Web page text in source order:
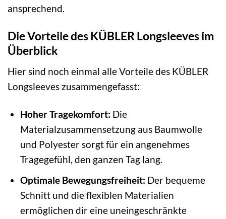
ansprechend.
Die Vorteile des KÜBLER Longsleeves im
Überblick
Hier sind noch einmal alle Vorteile des KÜBLER
Longsleeves zusammengefasst:
Hoher Tragekomfort: Die
Materialzusammensetzung aus Baumwolle
und Polyester sorgt für ein angenehmes
Tragegefühl, den ganzen Tag lang.
Optimale Bewegungsfreiheit: Der bequeme
Schnitt und die flexiblen Materialien
ermöglichen dir eine uneingeschränkte